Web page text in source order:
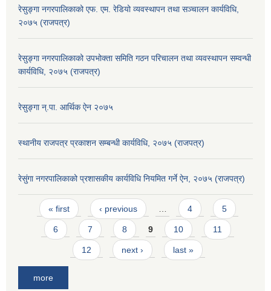
रेसुङ्गा नगरपालिकाको एफ. एम. रेडियो व्यवस्थापन तथा सञ्चालन कार्यविधि,
२०७५ (राजपत्र)
रेसुङ्गा नगरपालिकाको उपभोक्ता समिति गठन परिचालन तथा व्यवस्थापन सम्वन्धी
कार्यविधि, २०७५ (राजपत्र)
रेसुङ्गा न्.पा. आर्थिक ऐन २०७५
स्थानीय राजपत्र प्रकाशन सम्बन्धी कार्यविधि, २०७५ (राजपत्र)
रेसुंगा नगरपालिकाको प्रशासकीय कार्यविधि नियमित गर्ने ऐन, २०७५ (राजपत्र)
Pages
« first ‹ previous 4 5
6 7 8 9 10 11
12 next › last »
more